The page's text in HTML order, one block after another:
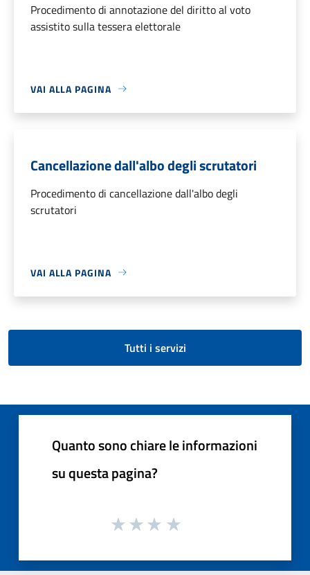
Procedimento di annotazione del diritto al voto
assistito sulla tessera elettorale
VAI ALLA PAGINA
Cancellazione dall'albo degli scrutatori
Procedimento di cancellazione dall'albo degli
scrutatori
VAI ALLA PAGINA
Tutti i servizi
Quanto sono chiare le informazioni
su questa pagina?